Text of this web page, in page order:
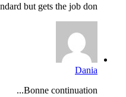
but gets the job don...
Dania
Bonne continuation...